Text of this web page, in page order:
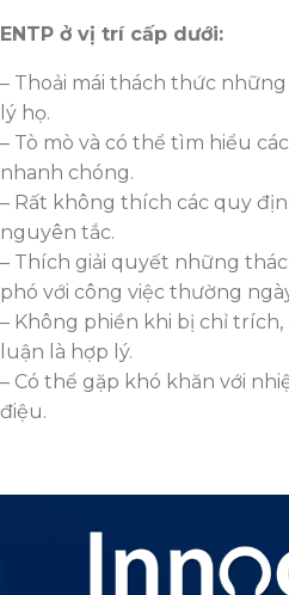
ENTP ở vị trí cấp dưới:
– Thoải mái thách thức
lý họ.
– Tò mò và có thể tìm hiểu
nhanh chóng.
– Rất không thích các quy
nguyên tắc.
– Thích giải quyết những
phó với công việc thường
– Không phiền khi bị chỉ trích,
luận là hợp lý.
– Có thể gặp khó khăn với
điệu.